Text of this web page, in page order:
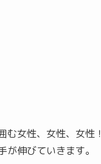
む女性、女性、女性！
伸びていきます。